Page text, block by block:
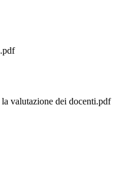
valutazione dei docenti.pdf